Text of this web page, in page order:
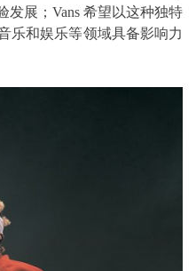
发展；Vans 希望以这种独特
乐和娱乐等领域具备影响力